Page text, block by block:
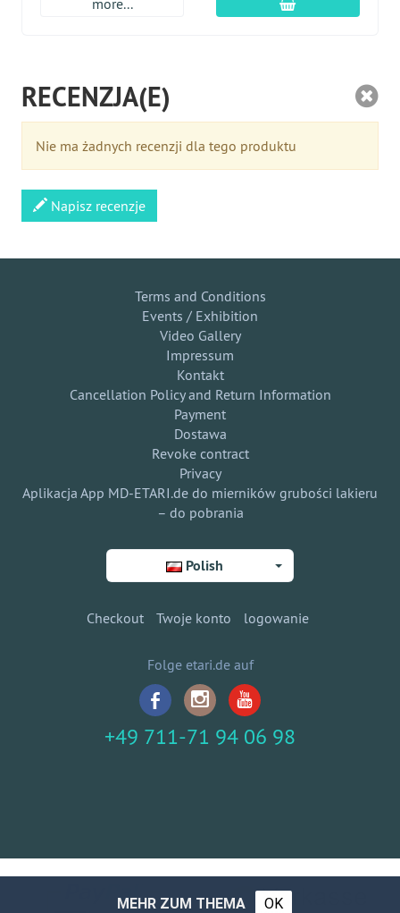
more...
RECENZJA(E)
Nie ma żadnych recenzji dla tego produktu
Napisz recenzje
Terms and Conditions
Events / Exhibition
Video Gallery
Impressum
Kontakt
Cancellation Policy and Return Information
Payment
Dostawa
Revoke contract
Privacy
Aplikacja App MD-ETARI.de do mierników grubości lakieru
– do pobrania
Polish
Checkout Twoje konto logowanie
Folge etari.de auf
+49 711-71 94 06 98
MEHR ZUM THEMA OK